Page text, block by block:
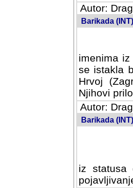
Autor:
Barikada
imenima
se istakla
Hrvoj
Njihovi
Autor:
Barikada
iz statusa